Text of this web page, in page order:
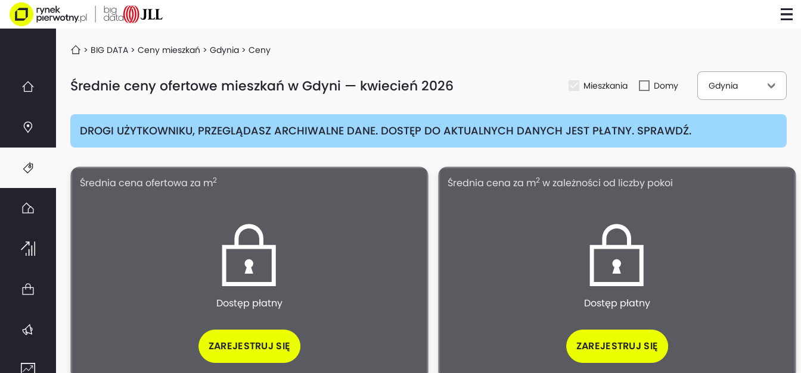
BIG DATA Ceny mieszkań Gdynia Ceny
Średnie ceny ofertowe mieszkań w Gdyni — kwiecień 2026 Mieszkania Domy Gdynia
DROGI UŻYTKOWNIKU, PRZEGLĄDASZ ARCHIWALNE DANE. DOSTĘP DO AKTUALNYCH DANYCH JEST PŁATNY. SPRAWDŹ.
Średnia cena ofertowa za m2
Dostęp płatny
ZAREJESTRUJ SIĘ
Średnia cena za m2 w zależności od liczby pokoi
Dostęp płatny
ZAREJESTRUJ SIĘ